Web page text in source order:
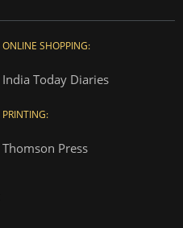
ONLINE SHOPPING:
India Today Diaries
PRINTING:
Thomson Press